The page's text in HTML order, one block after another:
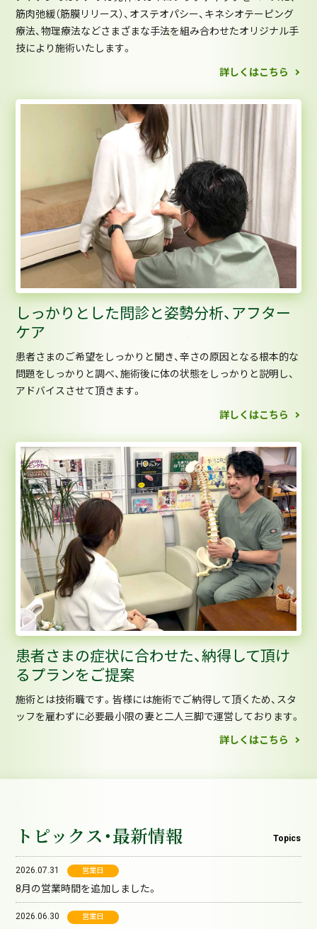
筋肉弛緩（筋膜リリース）、オステオパシー、キネシオテーピング
療法、物理療法などさまざまな手法を組み合わせたオリジナル手
技により施術いたします。
詳しくはこちら
しっかりとした問診と姿勢分析、アフター
ケア
患者さまのご希望をしっかりと聞き、辛さの原因となる根本的な
問題をしっかりと調べ、施術後に体の状態をしっかりと説明し、
アドバイスさせて頂きます。
詳しくはこちら
患者さまの症状に合わせた、納得して頂け
るプランをご提案
施術とは技術職です。皆様には施術でご納得して頂くため、スタ
ッフを雇わずに必要最小限の妻と二人三脚で運営しております。
詳しくはこちら
トピックス・最新情報 Topics
2026.07.31 営業日
8月の営業時間を追加しました。
2026.06.30 営業日